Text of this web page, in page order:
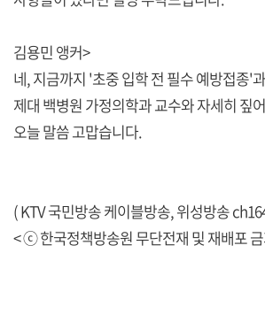
김용민 앵커>
네, 지금까지 '초중 입학 전 필수 예방접종'
제대 백병원 가정의학과 교수와 자세히 짚
오늘 말씀 고맙습니다.
( KTV 국민방송 케이블방송, 위성방송
< ⓒ 한국정책방송원 무단전재 및 재배포